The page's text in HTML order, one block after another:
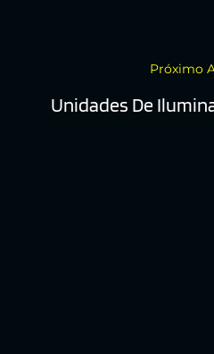
Próximo
Unidades De